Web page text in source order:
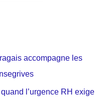
accompagne les
l’urgence RH exige